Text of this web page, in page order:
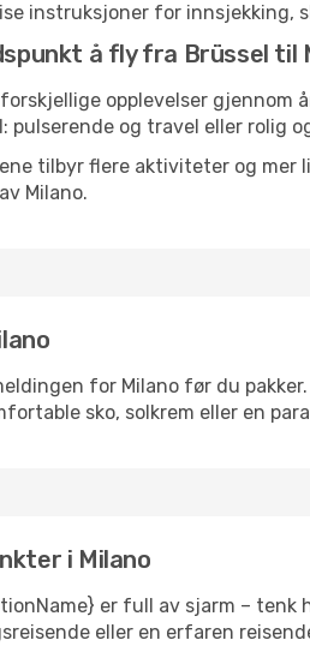
instruksjoner for innsjekking,
å fly fra Brüssel til
opplevelser gjennom
pulserende og travel eller rolig
tilbyr flere aktiviteter og mer
Milano.
for Milano før du
sko, solkrem eller en
i Milano
er full av sjarm – tenk
eller en erfaren